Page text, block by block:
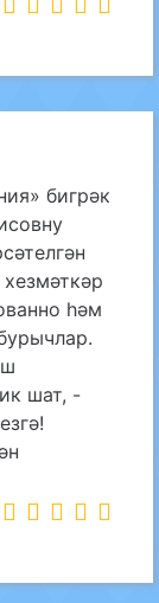
бигрәк
һәм
шат, -